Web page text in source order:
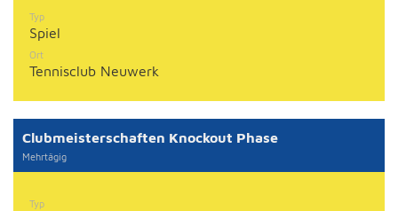
Typ
Spiel
Ort
Tennisclub Neuwerk
Clubmeisterschaften Knockout Phase
Mehrtägig
Typ